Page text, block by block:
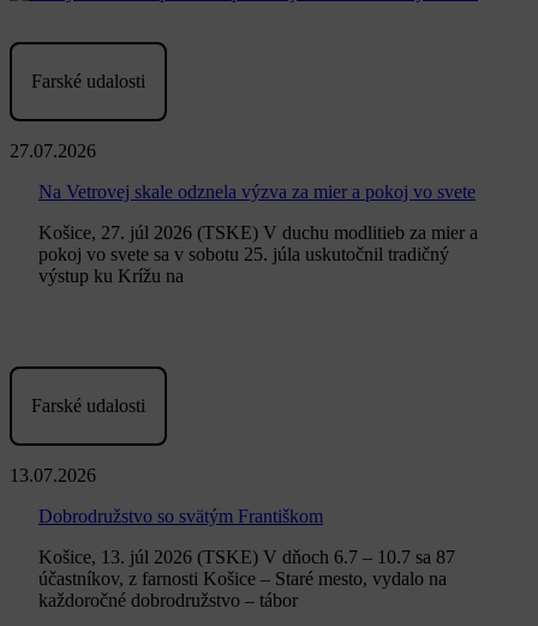
Farské udalosti
27.07.2026
Na Vetrovej skale odznela výzva za mier a pokoj vo svete
Košice, 27. júl 2026 (TSKE) V duchu modlitieb za mier a
pokoj vo svete sa v sobotu 25. júla uskutočnil tradičný
výstup ku Krížu na
Farské udalosti
13.07.2026
Dobrodružstvo so svätým Františkom
Košice, 13. júl 2026 (TSKE) V dňoch 6.7 – 10.7 sa 87
účastníkov, z farnosti Košice – Staré mesto, vydalo na
každoročné dobrodružstvo – tábor